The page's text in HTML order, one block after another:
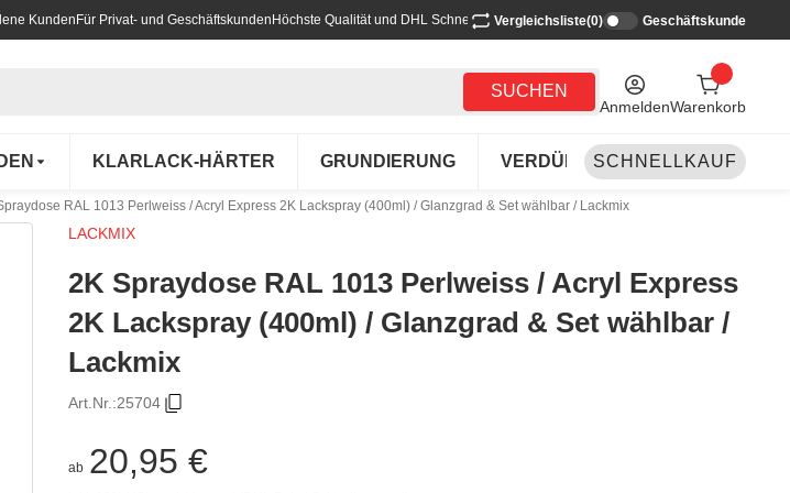
Kunden Für Privat- und Geschäftskunden Höchste Qualität und DHL SchnellversandVergleichsliste(0) Geschäftskunde
SUCHEN
AnmeldenWarenkorb
KLARLACK-HÄRTER GRUNDIERUNG VERDÜNNEN-REINIGEN
SCHNELLKAUF
RAL 1013 Perlweiss / Acryl Express 2K Lackspray (400ml) / Glanzgrad & Set wählbar / Lackmix
LACKMIX
2K Spraydose RAL 1013 Perlweiss / Acryl Express
2K Lackspray (400ml) / Glanzgrad & Set wählbar /
Lackmix
Art.Nr.:25704
ab 20,95 €